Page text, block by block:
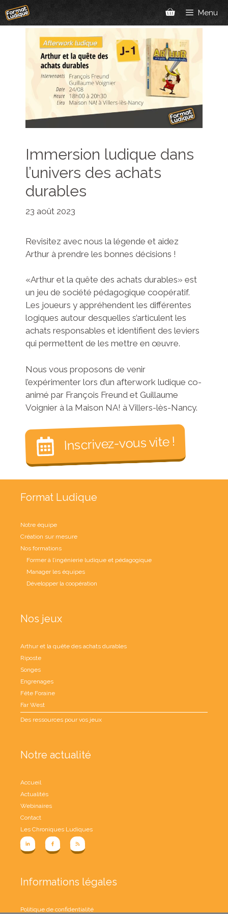
Aller
au
contenu
Menu
Immersion ludique dans
l’univers des achats
durables
23 août 2023
Revisitez avec nous la légende et aidez
Arthur à prendre les bonnes décisions !
«Arthur et la quête des achats durables» est
un jeu de société pédagogique coopératif.
Les joueurs y appréhendent les différentes
logiques autour desquelles s’articulent les
achats responsables et identifient des leviers
qui permettent de les mettre en œuvre.
Nous vous proposons de venir
l’expérimenter lors d’un afterwork ludique co-
animé par François Freund et Guillaume
Voignier à la Maison NA! à Villers-lès-Nancy.
Inscrivez-vous vite !
Format Ludique
Notre équipe
Création sur mesure
Nos formations
Former à l’ingénierie ludique et pédagogique
Manager les équipes
Développer la coopération
Nos jeux
Arthur et la quête des achats durables
Riposte
Songes
Engrenages
Fête Foraine
Far West
Des ressources pour vos jeux
Notre actualité
Accueil
Actualités
Webinaires
Contact
Les Chroniques Ludiques
Informations légales
Politique de confidentialité